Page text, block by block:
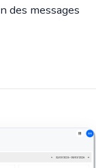
des messages